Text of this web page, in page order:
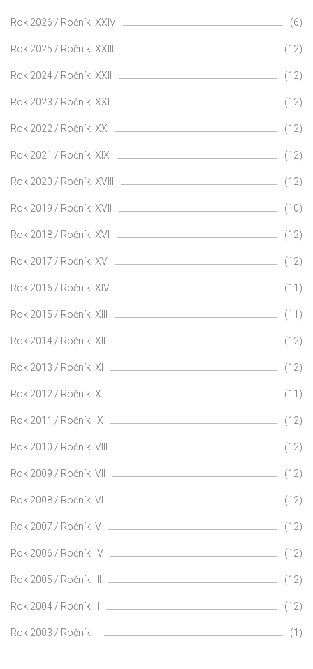
Rok 2026 / Ročník: XXIV (6)
Rok 2025 / Ročník: XXIII (12)
Rok 2024 / Ročník: XXII (12)
Rok 2023 / Ročník: XXI (12)
Rok 2022 / Ročník: XX (12)
Rok 2021 / Ročník: XIX (12)
Rok 2020 / Ročník: XVIII (12)
Rok 2019 / Ročník: XVII (10)
Rok 2018 / Ročník: XVI (12)
Rok 2017 / Ročník: XV (12)
Rok 2016 / Ročník: XIV (11)
Rok 2015 / Ročník: XIII (11)
Rok 2014 / Ročník: XII (12)
Rok 2013 / Ročník: XI (12)
Rok 2012 / Ročník: X (11)
Rok 2011 / Ročník: IX (12)
Rok 2010 / Ročník: VIII (12)
Rok 2009 / Ročník: VII (12)
Rok 2008 / Ročník: VI (12)
Rok 2007 / Ročník: V (12)
Rok 2006 / Ročník: IV (12)
Rok 2005 / Ročník: III (12)
Rok 2004 / Ročník: II (12)
Rok 2003 / Ročník: I (1)